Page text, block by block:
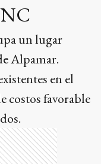
un lugar
Alpamar.
en el
costos favorable